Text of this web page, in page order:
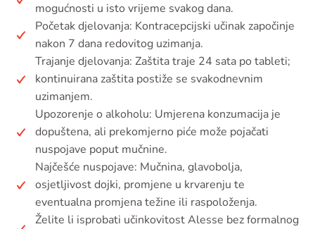
mogućnosti u isto vrijeme svakog dana.
Početak djelovanja: Kontracepcijski učinak započinje
nakon 7 dana redovitog uzimanja.
Trajanje djelovanja: Zaštita traje 24 sata po tableti;
kontinuirana zaštita postiže se svakodnevnim
uzimanjem.
Upozorenje o alkoholu: Umjerena konzumacija je
dopuštena, ali prekomjerno piće može pojačati
nuspojave poput mučnine.
Najčešće nuspojave: Mučnina, glavobolja,
osjetljivost dojki, promjene u krvarenju te
eventualna promjena težine ili raspoloženja.
Želite li isprobati učinkovitost Alesse bez formalnog